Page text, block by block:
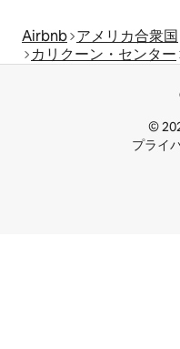
Airbnb アメリカ合衆国
カリクーン・センター
©
プライ